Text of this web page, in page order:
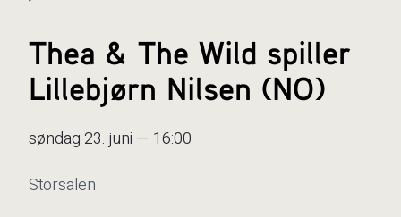
Thea & The Wild spiller
Lillebjørn Nilsen (NO)
søndag 23. juni — 16:00
Storsalen